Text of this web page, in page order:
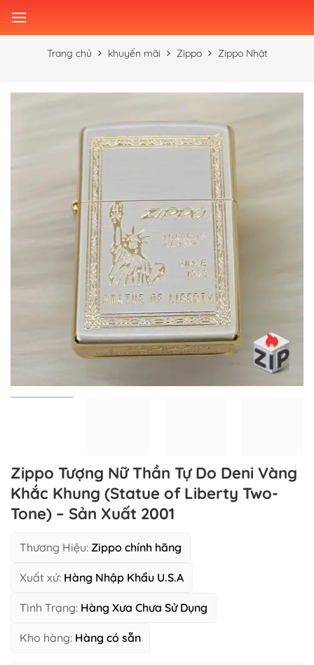
Trang chủ khuyến mãi Zippo Zippo Nhật
Zippo Tượng Nữ Thần Tự Do Deni Vàng
Khắc Khung (Statue of Liberty Two-
Tone) – Sản Xuất 2001
Thương Hiệu: Zippo chính hãng
Xuất xứ: Hàng Nhập Khẩu U.S.A
Tình Trạng: Hàng Xưa Chưa Sử Dụng
Kho hàng: Hàng có sẵn